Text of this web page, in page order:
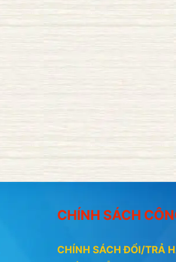
CHÍNH SÁCH
CHÍNH SÁCH ĐỔI/TRẢ